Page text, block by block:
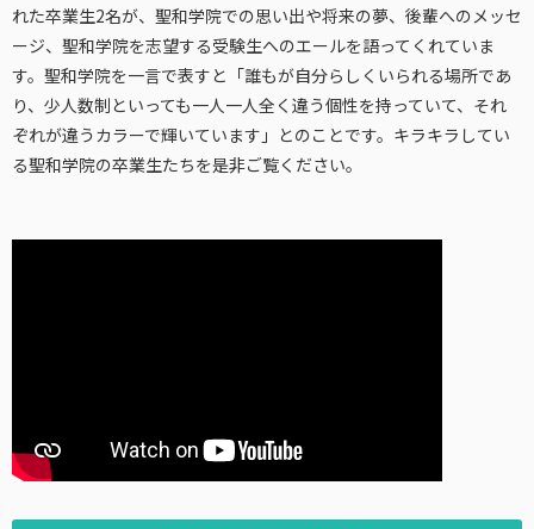
れた卒業生2名が、聖和学院での思い出や将来の夢、後輩へのメッセ
ージ、聖和学院を志望する受験生へのエールを語ってくれていま
す。聖和学院を一言で表すと「誰もが自分らしくいられる場所であ
り、少人数制といっても一人一人全く違う個性を持っていて、それ
ぞれが違うカラーで輝いています」とのことです。キラキラしてい
る聖和学院の卒業生たちを是非ご覧ください。